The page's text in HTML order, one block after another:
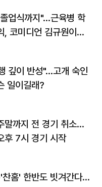
업식까지"…근육병 학
, 코미디언 김규원이었
깊이 반성"…고개 숙인
일이길래?
말까지 전 경기 취소…
후 7시 경기 시작
찬홈' 한반도 빗겨간다…